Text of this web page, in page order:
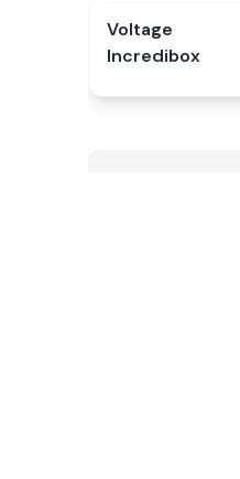
Voltage
Incredibox